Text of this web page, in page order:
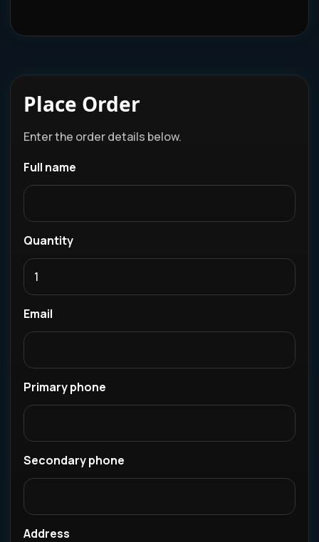
Place Order
Enter the order details below.
Full name
Quantity
Email
Primary phone
Secondary phone
Address